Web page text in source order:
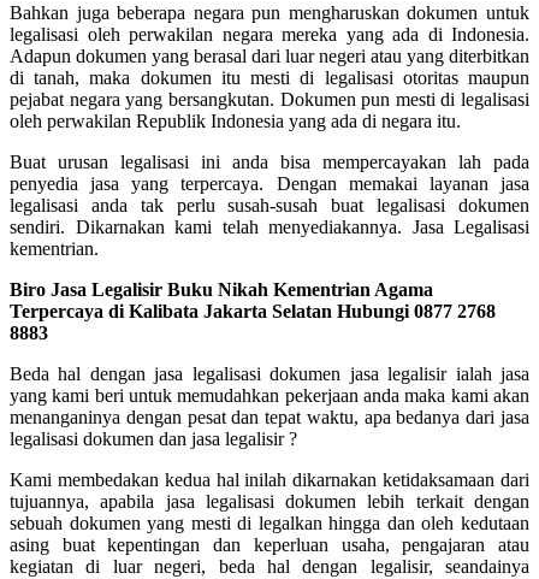
Bahkan juga beberapa negara pun mengharuskan dokumen untuk
legalisasi oleh perwakilan negara mereka yang ada di Indonesia.
Adapun dokumen yang berasal dari luar negeri atau yang diterbitkan
di tanah, maka dokumen itu mesti di legalisasi otoritas maupun
pejabat negara yang bersangkutan. Dokumen pun mesti di legalisasi
oleh perwakilan Republik Indonesia yang ada di negara itu.
Buat urusan legalisasi ini anda bisa mempercayakan lah pada
penyedia jasa yang terpercaya. Dengan memakai layanan jasa
legalisasi anda tak perlu susah-susah buat legalisasi dokumen
sendiri. Dikarnakan kami telah menyediakannya. Jasa Legalisasi
kementrian.
Biro Jasa Legalisir Buku Nikah Kementrian Agama
Terpercaya di Kalibata Jakarta Selatan Hubungi 0877 2768
8883
Beda hal dengan jasa legalisasi dokumen jasa legalisir ialah jasa
yang kami beri untuk memudahkan pekerjaan anda maka kami akan
menanganinya dengan pesat dan tepat waktu, apa bedanya dari jasa
legalisasi dokumen dan jasa legalisir ?
Kami membedakan kedua hal inilah dikarnakan ketidaksamaan dari
tujuannya, apabila jasa legalisasi dokumen lebih terkait dengan
sebuah dokumen yang mesti di legalkan hingga dan oleh kedutaan
asing buat kepentingan dan keperluan usaha, pengajaran atau
kegiatan di luar negeri, beda hal dengan legalisir, seandainya